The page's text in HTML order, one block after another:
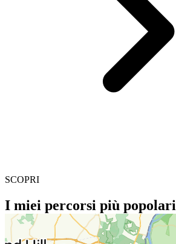
SCOPRI
I miei percorsi più popolari